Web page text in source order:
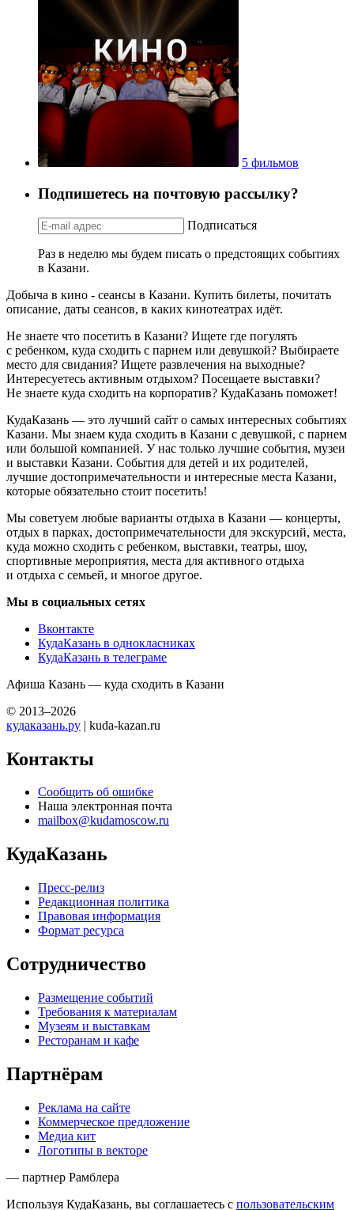
5 фильмов
Подпишетесь на почтовую рассылку?
Подписаться
Раз в неделю мы будем писать о предстоящих событиях
в Казани.
Добыча в кино - сеансы в Казани. Купить билеты, почитать
описание, даты сеансов, в каких кинотеатрах идёт.
Не знаете что посетить в Казани? Ищете где погулять
с ребенком, куда сходить с парнем или девушкой? Выбираете
место для свидания? Ищете развлечения на выходные?
Интересуетесь активным отдыхом? Посещаете выставки?
Не знаете куда сходить на корпоратив? КудаКазань поможет!
КудаКазань — это лучший сайт о самых интересных событиях
Казани. Мы знаем куда сходить в Казани с девушкой, с парнем
или большой компанией. У нас только лучшие события, музеи
и выставки Казани. События для детей и их родителей,
лучшие достопримечательности и интересные места Казани,
которые обязательно стоит посетить!
Мы советуем любые варианты отдыха в Казани — концерты,
отдых в парках, достопримечательности для экскурсий, места,
куда можно сходить с ребенком, выставки, театры, шоу,
спортивные мероприятия, места для активного отдыха
и отдыха с семьей, и многое другое.
Мы в социальных сетях
Вконтакте
КудаКазань в однокласниках
КудаКазань в телеграме
Афиша Казань — куда сходить в Казани
© 2013–2026
кудаказань.ру | kuda-kazan.ru
Контакты
Сообщить об ошибке
Наша электронная почта
mailbox@kudamoscow.ru
КудаКазань
Пресс-релиз
Редакционная политика
Правовая информация
Формат ресурса
Сотрудничество
Размещение событий
Требования к материалам
Музеям и выставкам
Ресторанам и кафе
Партнёрам
Реклама на сайте
Коммерческое предложение
Медиа кит
Логотипы в векторе
— партнер Рамблера
Используя КудаКазань, вы соглашаетесь с пользовательским